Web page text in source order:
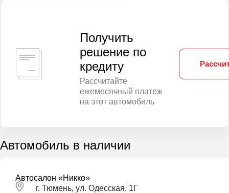
Получить
решение по
кредиту
Рассчитайте
ежемесячный платеж
на этот автомобиль
Автомобиль в наличии
Автосалон «Никко»
г. Тюмень, ул. Одесская, 1Г